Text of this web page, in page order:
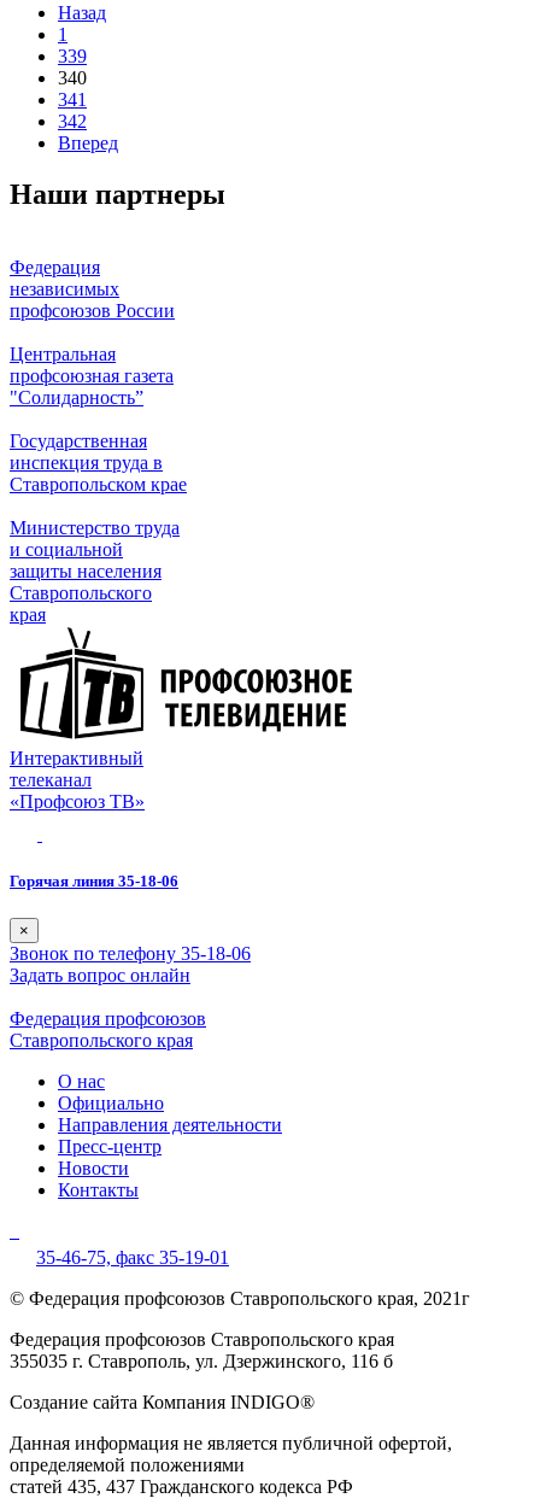
Назад
1
339
340
341
342
Вперед
Наши партнеры
Федерация
независимых
профсоюзов России
Центральная
профсоюзная газета
"Солидарность”
Государственная
инспекция труда в
Ставропольском крае
Министерство труда
и социальной
защиты населения
Ставропольского
края
Интерактивный
телеканал
«Профсоюз ТВ»
Горячая линия 35-18-06
×
Звонок по телефону 35-18-06
Задать вопрос онлайн
Федерация профсоюзов
Ставропольского края
О нас
Официально
Направления деятельности
Пресс-центр
Новости
Контакты
35-46-75, факс 35-19-01
© Федерация профсоюзов Ставропольского края, 2021г
Федерация профсоюзов Ставропольского края
355035 г. Ставрополь, ул. Дзержинского, 116 б
Создание сайта Компания INDIGO®
Данная информация не является публичной офертой,
определяемой положениями
статей 435, 437 Гражданского кодекса РФ